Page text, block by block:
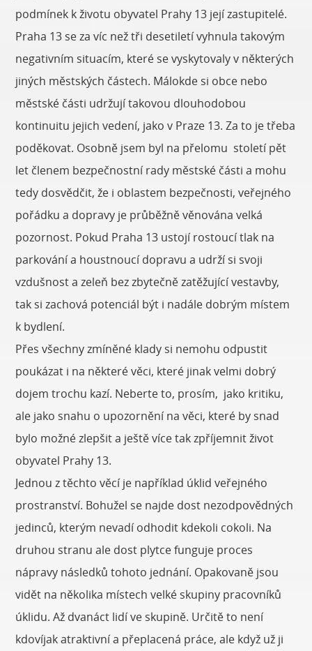
podmínek k životu obyvatel Prahy 13 její zastupitelé.
Praha 13 se za víc než tři desetiletí vyhnula takovým
negativním situacím, které se vyskytovaly v některých
jiných městských částech. Málokde si obce nebo
městské části udržují takovou dlouhodobou
kontinuitu jejich vedení, jako v Praze 13. Za to je třeba
poděkovat. Osobně jsem byl na přelomu století pět
let členem bezpečnostní rady městské části a mohu
tedy dosvědčit, že i oblastem bezpečnosti, veřejného
pořádku a dopravy je průběžně věnována velká
pozornost. Pokud Praha 13 ustojí rostoucí tlak na
parkování a houstnoucí dopravu a udrží si svoji
vzdušnost a zeleň bez zbytečně zatěžující vestavby,
tak si zachová potenciál být i nadále dobrým místem
k bydlení.
Přes všechny zmíněné klady si nemohu odpustit
poukázat i na některé věci, které jinak velmi dobrý
dojem trochu kazí. Neberte to, prosím, jako kritiku,
ale jako snahu o upozornění na věci, které by snad
bylo možné zlepšit a ještě více tak zpříjemnit život
obyvatel Prahy 13.
Jednou z těchto věcí je například úklid veřejného
prostranství. Bohužel se najde dost nezodpovědných
jedinců, kterým nevadí odhodit kdekoli cokoli. Na
druhou stranu ale dost plytce funguje proces
nápravy následků tohoto jednání. Opakovaně jsou
vidět na několika místech velké skupiny pracovníků
úklidu. Až dvanáct lidí ve skupině. Určitě to není
kdovíjak atraktivní a přeplacená práce, ale když už ji